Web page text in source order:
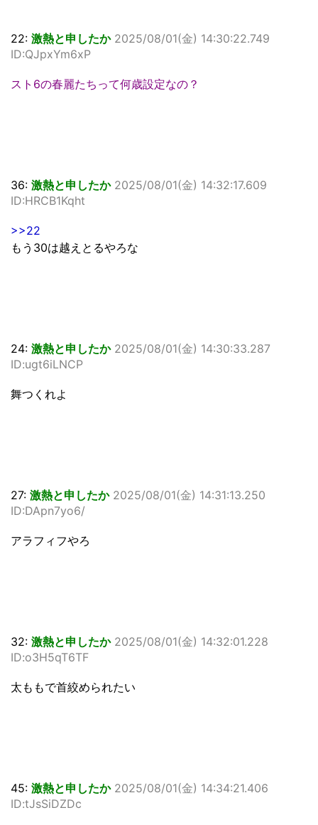
22: 激熱と申したか 2025/08/01(金) 14:30:22.749
ID:QJpxYm6xP
スト6の春麗たちって何歳設定なの？
36: 激熱と申したか 2025/08/01(金) 14:32:17.609
ID:HRCB1Kqht
>>22
もう30は越えとるやろな
24: 激熱と申したか 2025/08/01(金) 14:30:33.287
ID:ugt6iLNCP
舞つくれよ
27: 激熱と申したか 2025/08/01(金) 14:31:13.250
ID:DApn7yo6/
アラフィフやろ
32: 激熱と申したか 2025/08/01(金) 14:32:01.228
ID:o3H5qT6TF
太ももで首絞められたい
45: 激熱と申したか 2025/08/01(金) 14:34:21.406
ID:tJsSiDZDc